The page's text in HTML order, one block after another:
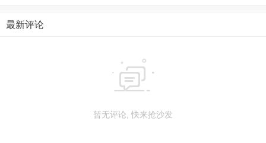
最新评论

暂无评论, 快来抢沙发